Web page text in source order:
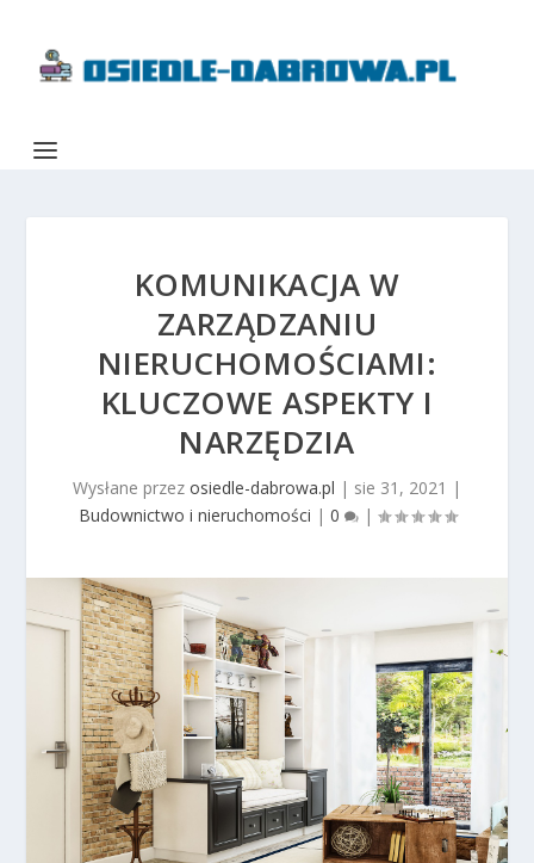
KOMUNIKACJA W
ZARZĄDZANIU
NIERUCHOMOŚCIAMI:
KLUCZOWE ASPEKTY I
NARZĘDZIA
Wysłane przez osiedle-dabrowa.pl | sie 31, 2021 |
Budownictwo i nieruchomości | 0 |